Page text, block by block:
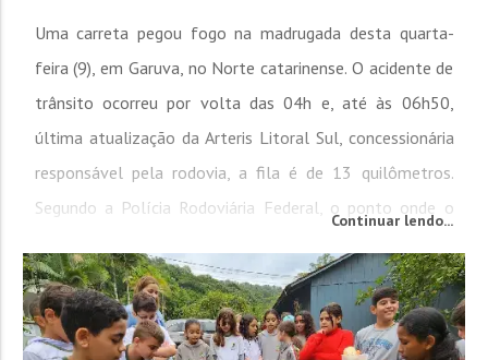
Uma carreta pegou fogo na madrugada desta quarta-
feira (9), em Garuva, no Norte catarinense. O acidente de
trânsito ocorreu por volta das 04h e, até às 06h50,
última atualização da Arteris Litoral Sul, concessionária
responsável pela rodovia, a fila é de 13 quilômetros.
Segundo a Polícia Rodoviária Federal, o ponto onde o
da BR-101. A...
Continuar lendo...